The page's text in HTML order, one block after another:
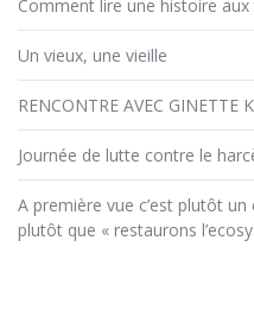
Comment lire une histoire
Un vieux, une vieille
RENCONTRE AVEC GINETTE
Journée de lutte contre le
A première vue c’est plutôt
plutôt que « restaurons